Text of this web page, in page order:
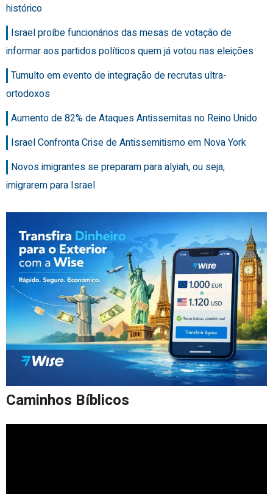
histórico
Israel proíbe funcionários das mesas de votação de
informar aos partidos políticos quem já votou nas eleições
Tumulto em evento de integração de recrutas ultra-
ortodoxos
Aumento de 82% de Ataques Antissemitas no Reino Unido
Israel Confronta Crise de Antissemitismo em Nova York
Novos imigrantes se preparam para alyiah, ou seja,
imigrarem para Israel
Caminhos Bíblicos